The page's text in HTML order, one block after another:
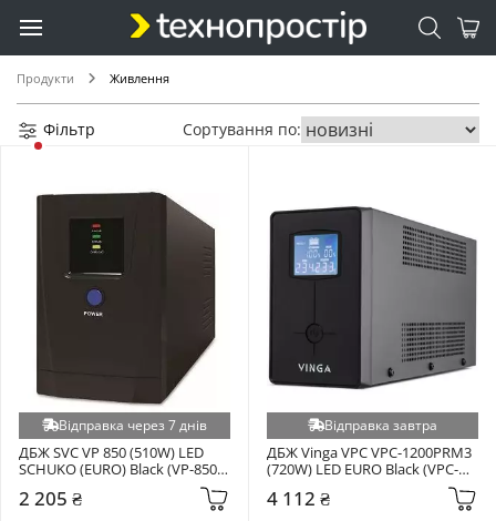
Продукти Живлення
Фільтр Сортування по:
Відправка через 7 днів
ДБЖ SVC VP 850 (510W) LED
SCHUKO (EURO) Black (VP-850-
2 205 ₴
Відправка завтра
ДБЖ Vinga VPC VPC-1200PRM3
(720W) LED EURO Black (VPC-
4 112 ₴